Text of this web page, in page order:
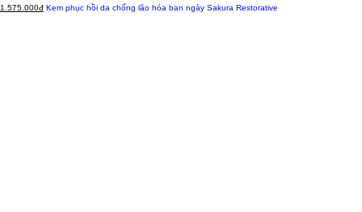
1.575.000đ Kem phục hồi da chống lão hóa ban ngày Sakura Restorative